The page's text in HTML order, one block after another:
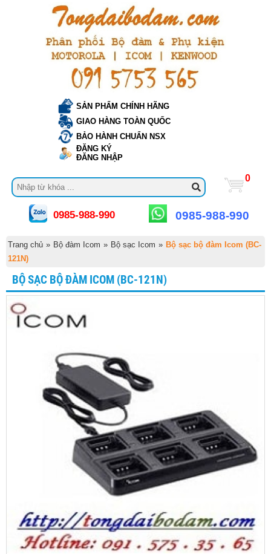
SẢN PHẨM CHÍNH HÃNG
GIAO HÀNG TOÀN QUỐC
BẢO HÀNH CHUẨN NSX
ĐĂNG KÝ
ĐĂNG NHẬP
0
0985-988-990 0985-988-990
Trang chủ » Bộ đàm Icom » Bộ sạc Icom » Bộ sạc bộ đàm Icom (BC-
121N)
BỘ SẠC BỘ ĐÀM ICOM (BC-121N)